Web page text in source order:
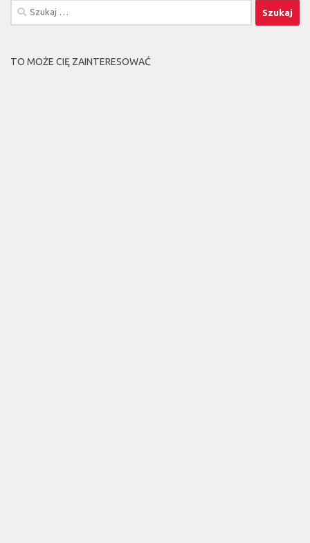
Szukaj:
TO MOŻE CIĘ ZAINTERESOWAĆ